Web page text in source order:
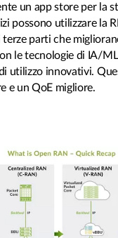
un app store per la
possono utilizzare la
parti che
le tecnologie di IA/
utilizzo innovativi.
e un QoE migliore.